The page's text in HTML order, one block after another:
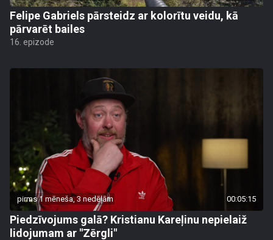
Felipe Gabriels pārsteidz ar kolorītu veidu, kā
pārvarēt bailes
16. epizode
pirms 1 mēneša, 3 nedēļām 00:05:15
Piedzīvojums galā? Kristianu Kareļinu nepielaiž
lidojumam ar "Zērgli"